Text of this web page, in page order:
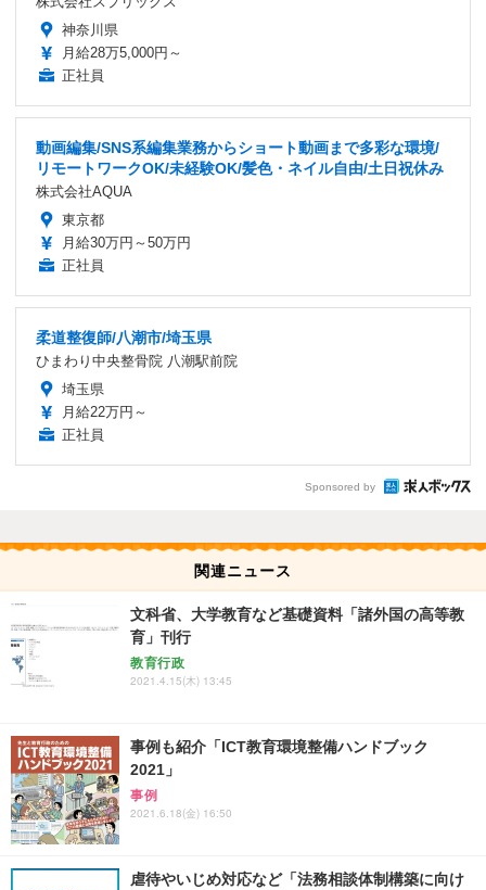
神奈川県
月給28万5,000円～
正社員
動画編集/SNS系編集業務からショート動画まで多彩な環境/
リモートワークOK/未経験OK/髪色・ネイル自由/土日祝休み
株式会社AQUA
東京都
月給30万円～50万円
正社員
柔道整復師/八潮市/埼玉県
ひまわり中央整骨院 八潮駅前院
埼玉県
月給22万円～
正社員
Sponsored by
関連ニュース
文科省、大学教育など基礎資料「諸外国の高等教
育」刊行
教育行政
2021.4.15(木) 13:45
事例も紹介「ICT教育環境整備ハンドブック
2021」
事例
2021.6.18(金) 16:50
虐待やいじめ対応など「法務相談体制構築に向け